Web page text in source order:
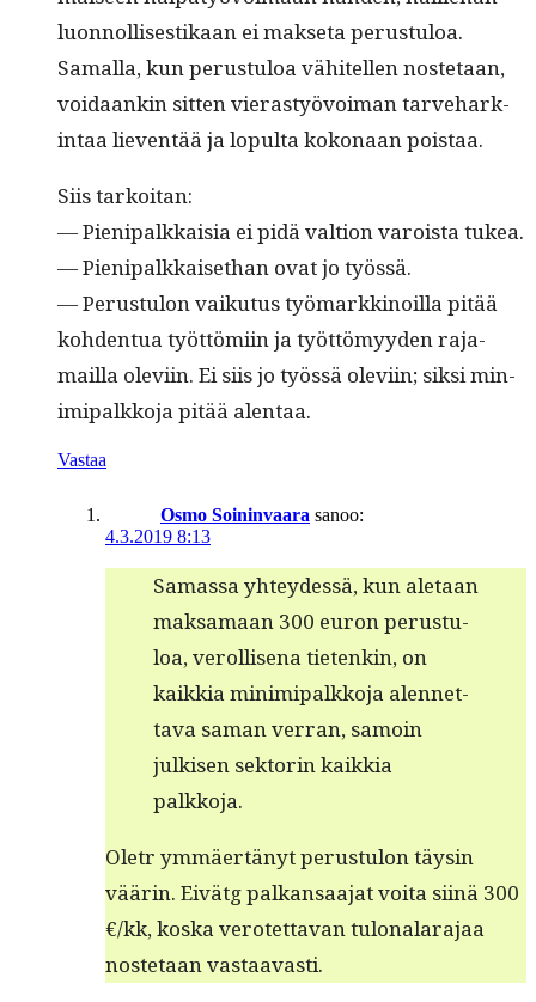
luon­nol­lis­es­tikaan ei mak­se­ta perus­tu­loa.
Samal­la, kun perus­tu­loa vähitellen nos­te­taan,
voidaankin sit­ten vierastyövoiman tarve­hark­
in­taa lieven­tää ja lop­ul­ta kokon­aan poistaa.
Siis tarkoi­tan:
— Pieni­palkkaisia ei pidä val­tion varoista tukea.
— Pieni­palkkaisethan ovat jo työssä.
— Perus­tu­lon vaiku­tus työ­markki­noil­la pitää
kohden­tua työt­tömi­in ja työt­tömyy­den raja­
mail­la ole­vi­in. Ei siis jo työssä ole­vi­in; sik­si min­
imi­palkko­ja pitää alentaa.
Vastaa
Osmo Soininvaara sanoo:
4.3.2019 8:13
Samas­sa yhtey­dessä, kun ale­taan
mak­samaan 300 euron perus­tu­
loa, verol­lise­na tietenkin, on
kaikkia min­imi­palkko­ja alen­net­
ta­va saman ver­ran, samoin
julkisen sek­torin kaikkia
palkkoja.
Oletr ymmäertänyt perus­tu­lon täysin
väärin. Eivätg palka­nsaa­jat voita siinä 300
€/kk, kos­ka verotet­ta­van tulon­alara­jaa
nos­te­taan vastaavasti.